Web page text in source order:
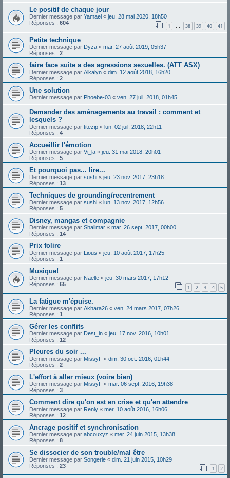
Le positif de chaque jour
Dernier message par Yamael « jeu. 28 mai 2020, 18h50
Réponses : 604 1 … 38 39 40 41
Petite technique
Dernier message par Dyza « mar. 27 août 2019, 05h37
Réponses : 2
faire face suite a des agressions sexuelles. (ATT ASX)
Dernier message par Alkalyn « dim. 12 août 2018, 16h20
Réponses : 2
Une solution
Dernier message par Phoebe-03 « ven. 27 juil. 2018, 01h45
Demander des aménagements au travail : comment et
lesquels ?
Dernier message par titezip « lun. 02 juil. 2018, 22h11
Réponses : 4
Accueillir l'émotion
Dernier message par Vi_la « jeu. 31 mai 2018, 20h01
Réponses : 5
Et pourquoi pas... lire...
Dernier message par sushi « jeu. 23 nov. 2017, 23h18
Réponses : 13
Techniques de grounding/recentrement
Dernier message par sushi « lun. 13 nov. 2017, 12h56
Réponses : 5
Disney, mangas et compagnie
Dernier message par Shalimar « mar. 26 sept. 2017, 00h00
Réponses : 14
Prix folire
Dernier message par Lious « jeu. 10 août 2017, 17h25
Réponses : 1
Musique!
Dernier message par Naëlle « jeu. 30 mars 2017, 17h12
Réponses : 65 1 2 3 4 5
La fatigue m'épuise.
Dernier message par Akhara26 « ven. 24 mars 2017, 07h26
Réponses : 1
Gérer les conflits
Dernier message par Dest_in « jeu. 17 nov. 2016, 10h01
Réponses : 12
Pleures du soir ...
Dernier message par MissyF « dim. 30 oct. 2016, 01h44
Réponses : 2
L'effort à aller mieux (voire bien)
Dernier message par MissyF « mar. 06 sept. 2016, 19h38
Réponses : 3
Comment dire qu'on est en crise et qu'en attendre
Dernier message par Renly « mer. 10 août 2016, 16h06
Réponses : 12
Ancrage positif et synchronisation
Dernier message par abcouxyz « mer. 24 juin 2015, 13h38
Réponses : 8
Se dissocier de son trouble/mal être
Dernier message par Songerie « dim. 21 juin 2015, 10h29
Réponses : 23 1 2